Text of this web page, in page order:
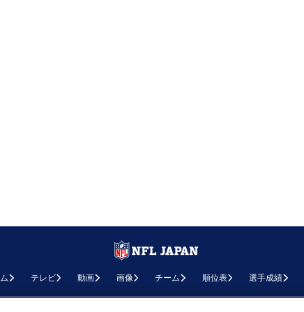
テレビ 動画 画像 チーム 順位表 選手成績